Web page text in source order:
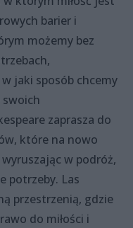
barier i
możemy bez
jaki sposób chcemy
swoich
zaprasza do
które na nowo
w podróż,
potrzeby. Las
przestrzenią, gdzie
do miłości i